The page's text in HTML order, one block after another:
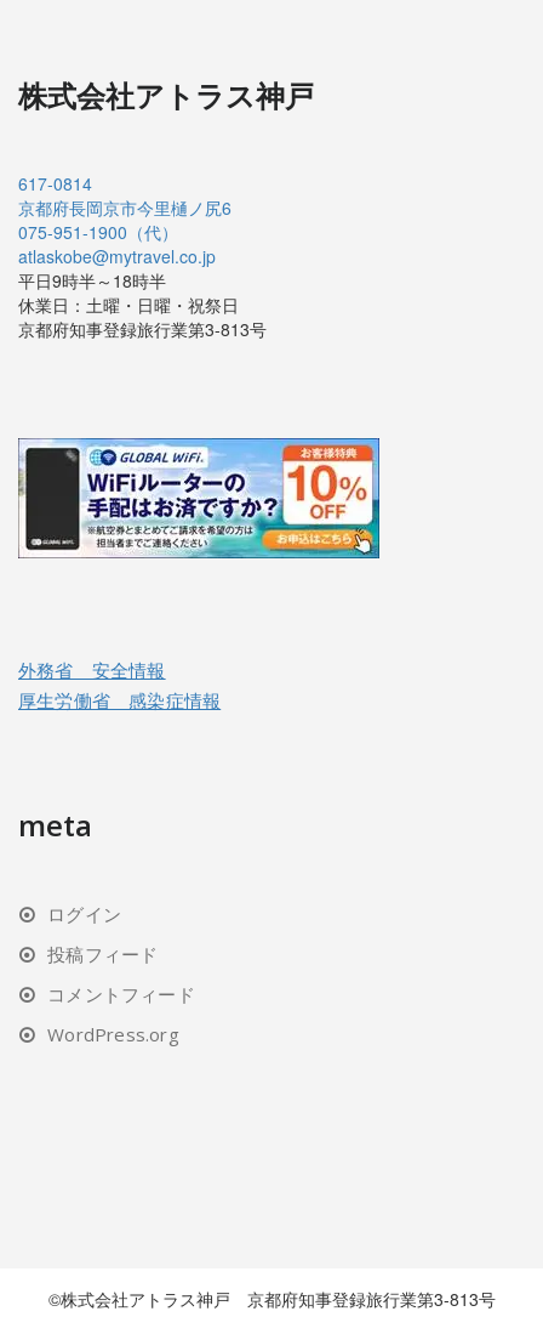
株式会社アトラス神戸
617-0814
京都府長岡京市今里樋ノ尻6
075-951-1900（代）
atlaskobe@mytravel.co.jp
平日9時半～18時半
休業日：土曜・日曜・祝祭日
京都府知事登録旅行業第3-813号
外務省 安全情報
厚生労働省 感染症情報
meta
ログイン
投稿フィード
コメントフィード
WordPress.org
©株式会社アトラス神戸 京都府知事登録旅行業第3-813号